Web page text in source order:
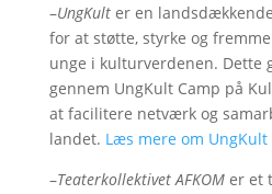
–UngKulter en
for at støtte, styrke og
unge i kulturverdenen. Dette
gennem UngKult Camp på
at facilitere netværk og
landet. Læs mere om
–Teaterkollektivet AFKOMer et